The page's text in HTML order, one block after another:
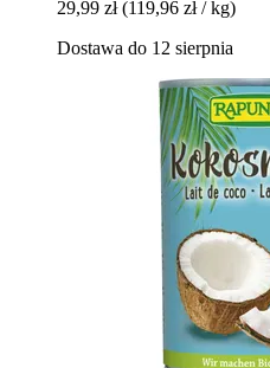
29,99 zł (119,96 zł / kg)
Dostawa do 12 sierpnia